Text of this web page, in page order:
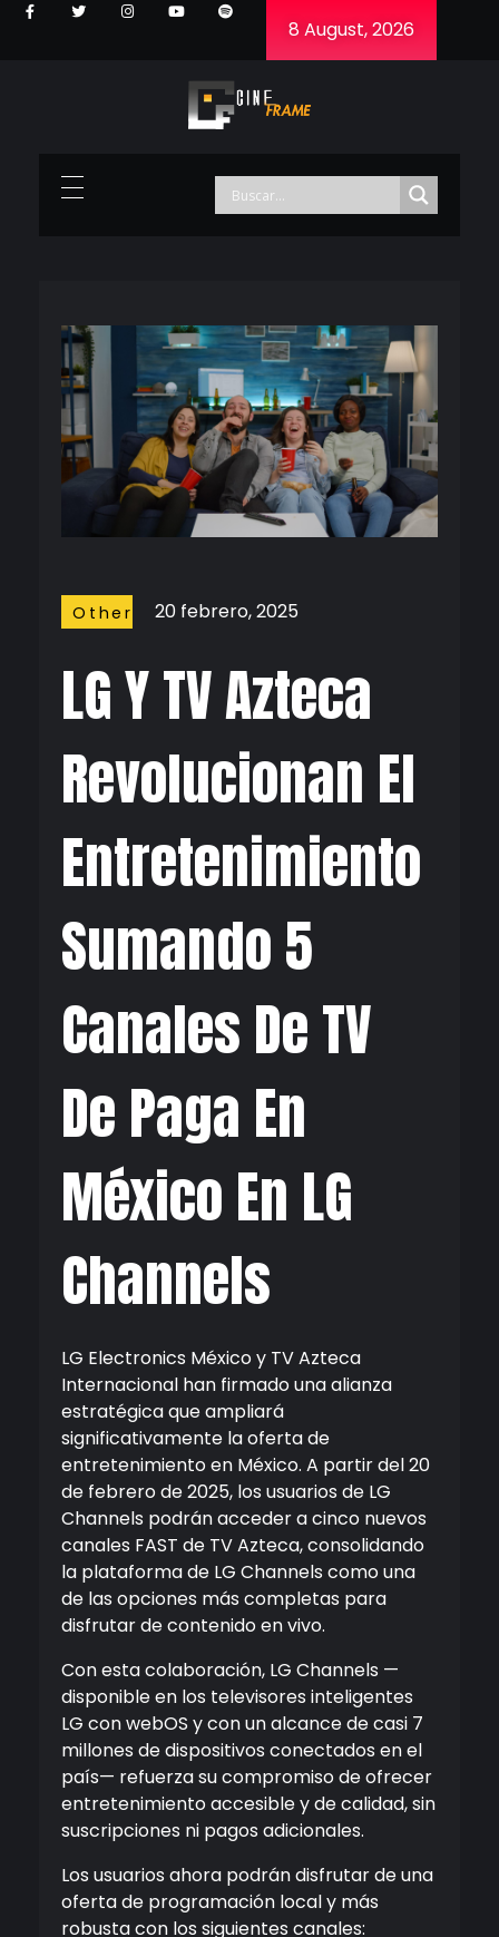
8 August, 2026
LG Y TV Azteca
Revolucionan El
Entretenimiento
Sumando 5
Canales De TV
De Paga En
México En LG
Channels
20 febrero, 2025
Other
LG Electronics México y TV Azteca
Internacional han firmado una alianza
estratégica que ampliará
significativamente la oferta de
entretenimiento en México. A partir del 20
de febrero de 2025, los usuarios de LG
Channels podrán acceder a cinco nuevos
canales FAST de TV Azteca, consolidando
la plataforma de LG Channels como una
de las opciones más completas para
disfrutar de contenido en vivo.
Con esta colaboración, LG Channels —
disponible en los televisores inteligentes
LG con webOS y con un alcance de casi 7
millones de dispositivos conectados en el
país— refuerza su compromiso de ofrecer
entretenimiento accesible y de calidad, sin
suscripciones ni pagos adicionales.
Los usuarios ahora podrán disfrutar de una
oferta de programación local y más
robusta con los siguientes canales: